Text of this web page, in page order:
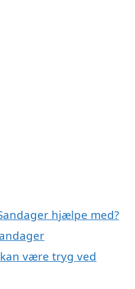
hjælpe med?
være tryg ved